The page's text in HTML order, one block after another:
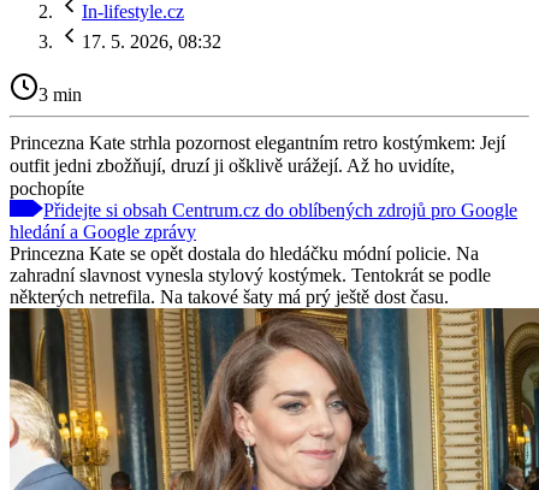
In-lifestyle.cz
17. 5. 2026, 08:32
3 min
Princezna Kate strhla pozornost elegantním retro kostýmkem: Její
outfit jedni zbožňují, druzí ji ošklivě urážejí. Až ho uvidíte,
pochopíte
Přidejte si obsah Centrum.cz do oblíbených zdrojů pro Google
hledání a Google zprávy
Princezna Kate se opět dostala do hledáčku módní policie. Na
zahradní slavnost vynesla stylový kostýmek. Tentokrát se podle
některých netrefila. Na takové šaty má prý ještě dost času.